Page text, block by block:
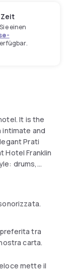
einen
It is the
intimate and
Prati
Hotel Franklin
drums,
among the
music takes
in your
Blues, Jazz
tra
carta.
mette il